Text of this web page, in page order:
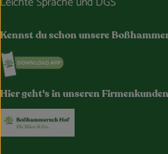
Kennst du schon unsere
Externer Link zu
Hier geht's in unseren